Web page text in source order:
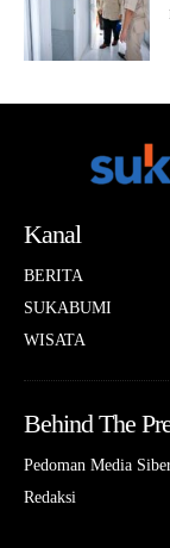
Kanal
BERITA
SUKABUMI
WISATA
Behind The
Pedoman Media
Redaksi